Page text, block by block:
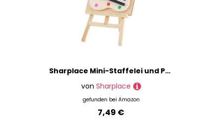
Sharplace Mini-Staffelei und Palette, Puppenhaus-Dekorationsmodell, lebensechtes Rollenspiel, Miniatur-Ölgemälde-Set für Mikro-Landschaftslayout
von Sharplace
gefunden bei Amazon
7,49 €